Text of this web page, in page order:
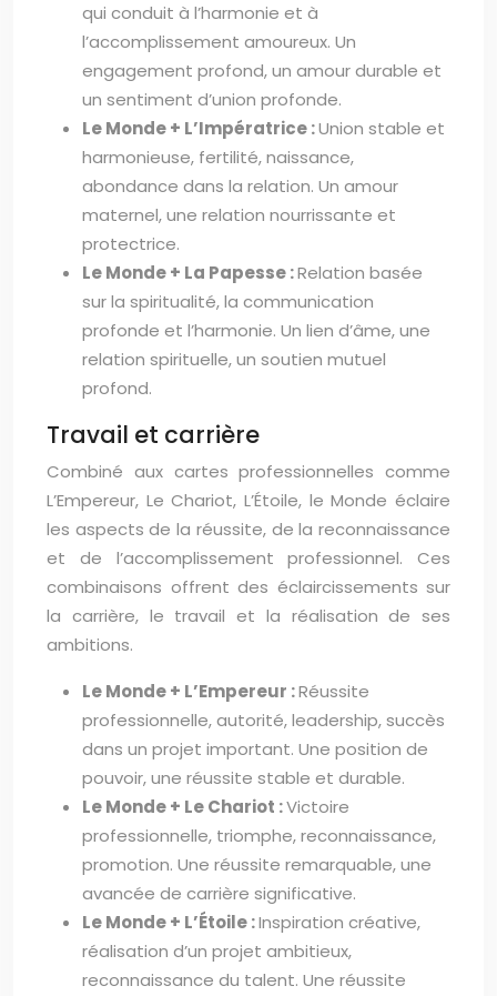
qui conduit à l’harmonie et à
l’accomplissement amoureux. Un
engagement profond, un amour durable et
un sentiment d’union profonde.
Le Monde + L’Impératrice :Union stable et
harmonieuse, fertilité, naissance,
abondance dans la relation. Un amour
maternel, une relation nourrissante et
protectrice.
Le Monde + La Papesse :Relation basée
sur la spiritualité, la communication
profonde et l’harmonie. Un lien d’âme, une
relation spirituelle, un soutien mutuel
profond.
Travail et carrière
Combiné aux cartes professionnelles comme
L’Empereur, Le Chariot, L’Étoile, le Monde éclaire
les aspects de la réussite, de la reconnaissance
et de l’accomplissement professionnel. Ces
combinaisons offrent des éclaircissements sur
la carrière, le travail et la réalisation de ses
ambitions.
Le Monde + L’Empereur :Réussite
professionnelle, autorité, leadership, succès
dans un projet important. Une position de
pouvoir, une réussite stable et durable.
Le Monde + Le Chariot :Victoire
professionnelle, triomphe, reconnaissance,
promotion. Une réussite remarquable, une
avancée de carrière significative.
Le Monde + L’Étoile :Inspiration créative,
réalisation d’un projet ambitieux,
reconnaissance du talent. Une réussite